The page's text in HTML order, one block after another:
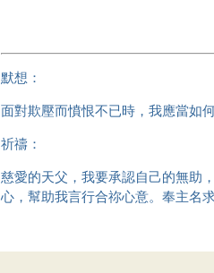
默想：
面對欺壓而憤恨不已時，我應當如
祈禱：
慈愛的天父，我要承認自己的無助
心，幫助我言行合祢心意。奉主名求